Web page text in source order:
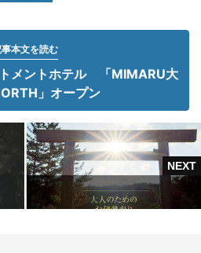
本文を読む
メントホテル 「MIMARU大
」オープン